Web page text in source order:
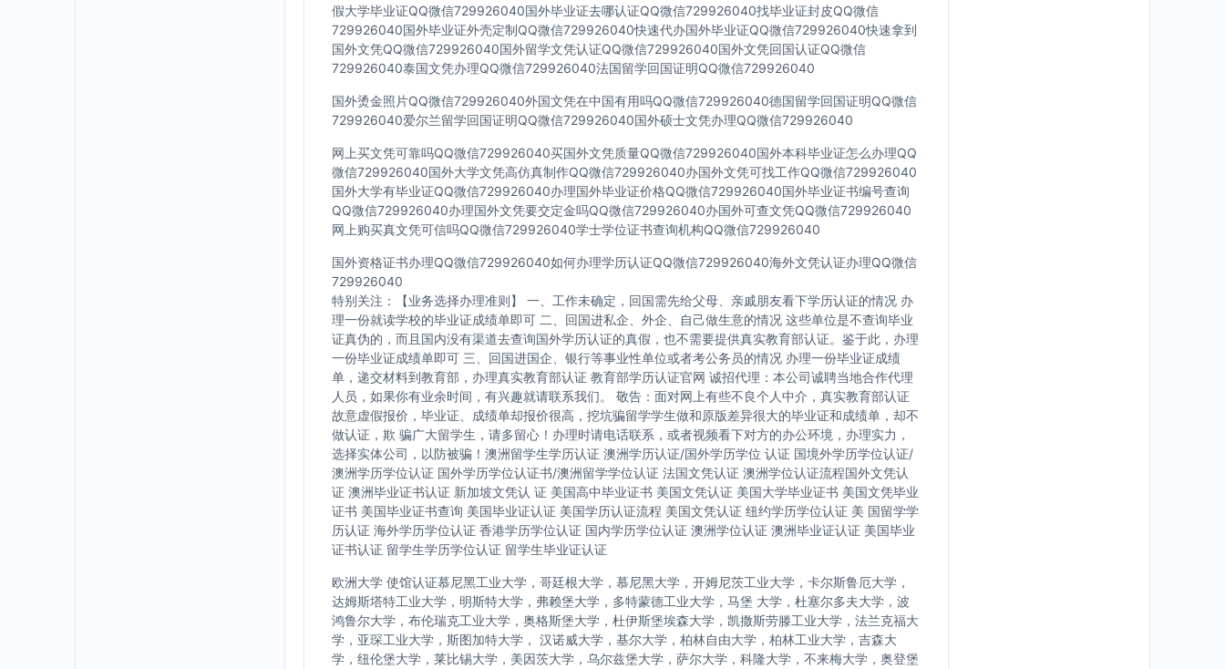
假大学毕业证QQ微信729926040国外毕业证去哪认证QQ微信729926040找毕业证封皮QQ微信
729926040国外毕业证外壳定制QQ微信729926040快速代办国外毕业证QQ微信729926040快速拿到
国外文凭QQ微信729926040国外留学文凭认证QQ微信729926040国外文凭回国认证QQ微信
729926040泰国文凭办理QQ微信729926040法国留学回国证明QQ微信729926040
国外烫金照片QQ微信729926040外国文凭在中国有用吗QQ微信729926040德国留学回国证明QQ微信
729926040爱尔兰留学回国证明QQ微信729926040国外硕士文凭办理QQ微信729926040
网上买文凭可靠吗QQ微信729926040买国外文凭质量QQ微信729926040国外本科毕业证怎么办理QQ
微信729926040国外大学文凭高仿真制作QQ微信729926040办国外文凭可找工作QQ微信729926040
国外大学有毕业证QQ微信729926040办理国外毕业证价格QQ微信729926040国外毕业证书编号查询
QQ微信729926040办理国外文凭要交定金吗QQ微信729926040办国外可查文凭QQ微信729926040
网上购买真文凭可信吗QQ微信729926040学士学位证书查询机构QQ微信729926040
国外资格证书办理QQ微信729926040如何办理学历认证QQ微信729926040海外文凭认证办理QQ微信
729926040
特别关注：【业务选择办理准则】 一、工作未确定，回国需先给父母、亲戚朋友看下学历认证的情况 办
理一份就读学校的毕业证成绩单即可 二、回国进私企、外企、自己做生意的情况 这些单位是不查询毕业
证真伪的，而且国内没有渠道去查询国外学历认证的真假，也不需要提供真实教育部认证。鉴于此，办理
一份毕业证成绩单即可 三、回国进国企、银行等事业性单位或者考公务员的情况 办理一份毕业证成绩
单，递交材料到教育部，办理真实教育部认证 教育部学历认证官网 诚招代理：本公司诚聘当地合作代理
人员，如果你有业余时间，有兴趣就请联系我们。 敬告：面对网上有些不良个人中介，真实教育部认证
故意虚假报价，毕业证、成绩单却报价很高，挖坑骗留学学生做和原版差异很大的毕业证和成绩单，却不
做认证，欺 骗广大留学生，请多留心！办理时请电话联系，或者视频看下对方的办公环境，办理实力，
选择实体公司，以防被骗！澳洲留学生学历认证 澳洲学历认证/国外学历学位 认证 国境外学历学位认证/
澳洲学历学位认证 国外学历学位认证书/澳洲留学学位认证 法国文凭认证 澳洲学位认证流程国外文凭认
证 澳洲毕业证书认证 新加坡文凭认 证 美国高中毕业证书 美国文凭认证 美国大学毕业证书 美国文凭毕业
证书 美国毕业证书查询 美国毕业证认证 美国学历认证流程 美国文凭认证 纽约学历学位认证 美 国留学学
历认证 海外学历学位认证 香港学历学位认证 国内学历学位认证 澳洲学位认证 澳洲毕业证认证 美国毕业
证书认证 留学生学历学位认证 留学生毕业证认证
欧洲大学 使馆认证慕尼黑工业大学，哥廷根大学，慕尼黑大学，开姆尼茨工业大学，卡尔斯鲁厄大学，
达姆斯塔特工业大学，明斯特大学，弗赖堡大学，多特蒙德工业大学，马堡 大学，杜塞尔多夫大学，波
鸿鲁尔大学，布伦瑞克工业大学，奥格斯堡大学，杜伊斯堡埃森大学，凯撒斯劳滕工业大学，法兰克福大
学，亚琛工业大学，斯图加特大学， 汉诺威大学，基尔大学，柏林自由大学，柏林工业大学，吉森大
学，纽伦堡大学，莱比锡大学，美因茨大学，乌尔兹堡大学，萨尔大学，科隆大学，不来梅大学，奥登堡